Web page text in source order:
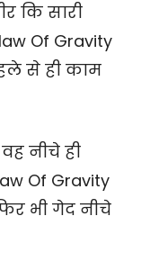
कि सारी
Of Gravity
से ही काम
नीचे ही
Of Gravity
भी गेद नीचे